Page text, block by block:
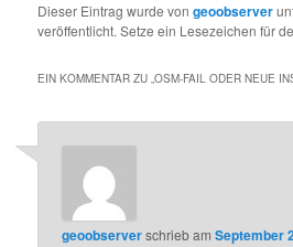
Dieser Eintrag wurde vongeoobserver
veröffentlicht. Setze ein Lesezeichen für
EIN KOMMENTAR ZU „OSM-FAIL ODER NEUE
geoobserverschriebamSeptember